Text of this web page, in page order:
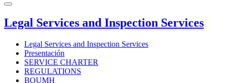
Legal Services and Inspection Services
Legal Services and Inspection Services
Presentación
SERVICE CHARTER
REGULATIONS
BOUMH